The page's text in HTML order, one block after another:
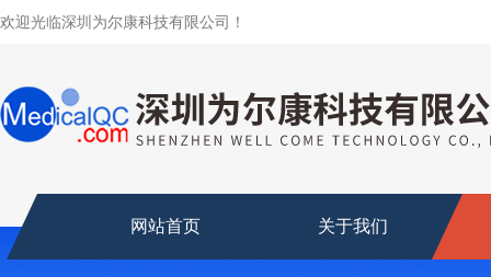
欢迎光临深圳为尔康科技有限公司！
网站首页 关于我们